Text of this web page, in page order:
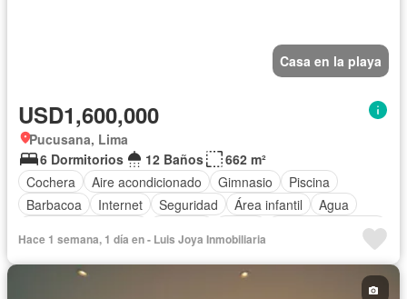
Casa en la playa
USD1,600,000
Pucusana, Lima
6 Dormitorios
12 Baños
662 m²
Cochera
Aire acondicionado Gimnasio
Piscina
Barbacoa
Internet Seguridad Área infantil
Agua
Cuarto de servicio
Patio
Electricidad Sauna Jacuzzi
Armario empotrado
Cancha de tenis
Hace 1 semana, 1 día en - Luis Joya Inmobiliaria